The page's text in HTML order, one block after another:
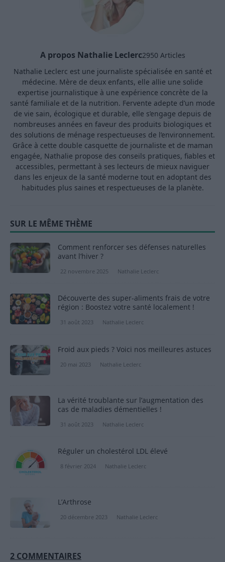
A propos Nathalie Leclerc2950 Articles
Nathalie Leclerc est une journaliste spécialisée en santé et
médecine. Mère de deux enfants, elle allie une solide
expertise journalistique à une expérience concrète de la
santé familiale et de la nutrition. Fervente adepte d’un mode
de vie sain, écologique et durable, elle s’engage depuis de
nombreuses années en faveur des produits biologiques et
des solutions de ménage respectueuses de l’environnement.
Grâce à cette double casquette de journaliste et de maman
engagée, Nathalie propose des conseils pratiques, fiables et
accessibles, permettant à ses lecteurs de mieux naviguer
dans les enjeux de la santé moderne tout en adoptant des
habitudes plus saines et respectueuses de la planète.
SUR LE MÊME THÈME
Comment renforcer ses défenses naturelles
avant l’hiver ?
22 novembre 2025 Nathalie Leclerc
Découverte des super-aliments frais de votre
région : Boostez votre santé localement !
31 août 2023 Nathalie Leclerc
Froid aux pieds ? Voici nos meilleures astuces
20 mai 2023 Nathalie Leclerc
La vérité troublante sur l’augmentation des
cas de maladies démentielles !
31 août 2023 Nathalie Leclerc
Réguler un cholestérol LDL élevé
8 février 2024 Nathalie Leclerc
L’Arthrose
20 décembre 2023 Nathalie Leclerc
2 COMMENTAIRES